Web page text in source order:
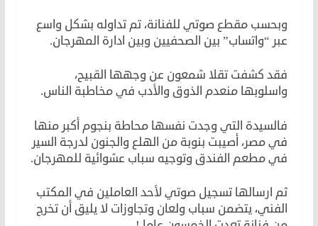
وبحسب مقطع صوتي للفنانة، تم تداوله بشكل واسع
عبر “واتساب” بين الصحفيين وبين ادارة المهرجان.
فقد كشفت تقلا شمعون عن وجهها القبيح،
واسلوبها منعدم الذوق والأدب في مخاطبة الناس.
فالسيدة التي وجدت نفسها محاطة بنجوم أكبر منها
في مصر، أصيبت بنوبة من الهلع والجنون لدرجة السير
في مطعم الفندق وتوجيه سباب عشوائية للمهرجان.
ثم ارسالها تسجيل صوتي لأحد العاملين في المكتب
الفني، يتضمن سباب ولعان وتجاوزات لا يليق أن تخرج